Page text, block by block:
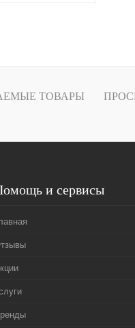
ТОВАРЫ
и сервисы